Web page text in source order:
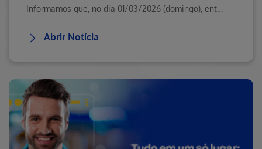
Abrir Notícia